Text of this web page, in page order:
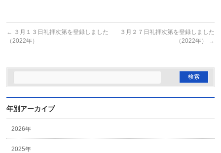
← ３月１３日礼拝次第を登録しました
（2022年）
３月２７日礼拝次第を登録しました
（2022年）
→
年別アーカイブ
2026年
2025年